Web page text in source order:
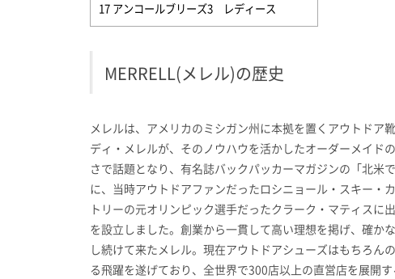
17 アンコールブリーズ3 レディース
MERRELL(メレル)の歴史
メレルは、アメリカのミシガン州に本拠を置くアウトドア
ディ・メレルが、そのノウハウを活かしたオーダーメイド
さで話題となり、有名誌バックパッカーマガジンの「北米
に、当時アウトドアファンだったロシニョール・スキー・
トリーの元オリンピック選手だったクラーク・マティスに
を設立しました。創業から一貫して高い理想を掲げ、確か
し続けて来たメレル。現在アウトドアシューズはもちろ
る飛躍を遂げており、全世界で300店以上の直営店を展開す